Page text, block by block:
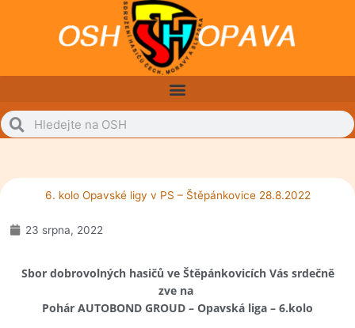
SearchSearch
6. kolo Opavské ligy v PS – Štěpánkovice 28.8.2022
23 srpna, 2022
Sbor dobrovolných hasičů ve Štěpánkovicích Vás srdečně
zve na
Pohár AUTOBOND GROUD – Opavská liga – 6.kolo